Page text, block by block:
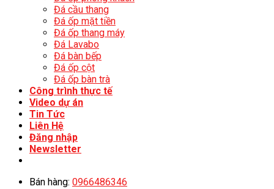
Đá cầu thang
Đá ốp mặt tiền
Đá ốp thang máy
Đá Lavabo
Đá bàn bếp
Đá ốp cột
Đá ốp bàn trà
Công trình thực tế
Video dự án
Tin Tức
Liên Hệ
Đăng nhập
Newsletter
Bán hàng: 0966486346